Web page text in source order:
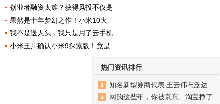
创业者融资太难？获得风投不仅是
果然是十年梦幻之作！小米10大
我不是送人头，我只是用了云手机
小米王川确认小米9探索版！竟是
热门资讯排行
知名新型券商代表 王云伟与泛达
网购这些年，你被京东、淘宝挣了